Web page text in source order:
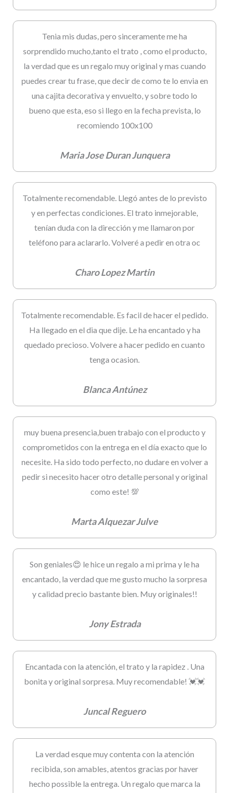
Tenia mis dudas, pero sinceramente me ha
sorprendido mucho,tanto el trato , como el producto,
la verdad que es un regalo muy original y mas cuando
puedes crear tu frase, que decir de como te lo envia en
una cajita decorativa y envuelto, y sobre todo lo
bueno que esta, eso si llego en la fecha prevista, lo
recomiendo 100x100
Maria Jose Duran Junquera
Totalmente recomendable. Llegó antes de lo previsto
y en perfectas condiciones. El trato inmejorable,
tenían duda con la dirección y me llamaron por
teléfono para aclararlo. Volveré a pedir en otra oc
Charo Lopez Martin
Totalmente recomendable. Es facil de hacer el pedido.
Ha llegado en el dia que dije. Le ha encantado y ha
quedado precioso. Volvere a hacer pedido en cuanto
tenga ocasion.
Blanca Antúnez
muy buena presencia,buen trabajo con el producto y
comprometidos con la entrega en el día exacto que lo
necesite. Ha sido todo perfecto, no dudare en volver a
pedir si necesito hacer otro detalle personal y original
como este! 💯
Marta Alquezar Julve
Son geniales😍 le hice un regalo a mi prima y le ha
encantado, la verdad que me gusto mucho la sorpresa
y calidad precio bastante bien. Muy originales!!
Jony Estrada
Encantada con la atención, el trato y la rapidez . Una
bonita y original sorpresa. Muy recomendable! 💓💓
Juncal Reguero
La verdad esque muy contenta con la atención
recibida, son amables, atentos gracias por haver
hecho possible la entrega. Un regalo que marca la